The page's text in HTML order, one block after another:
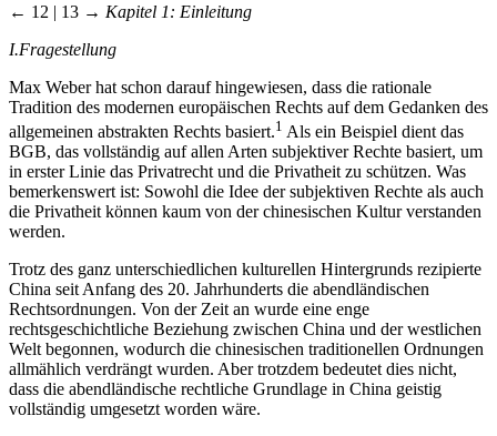
← 12 | 13 → Kapitel 1: Einleitung
I.Fragestellung
Max Weber hat schon darauf hingewiesen, dass die rationale
Tradition des modernen europäischen Rechts auf dem Gedanken des
allgemeinen abstrakten Rechts basiert.1 Als ein Beispiel dient das
BGB, das vollständig auf allen Arten subjektiver Rechte basiert, um
in erster Linie das Privatrecht und die Privatheit zu schützen. Was
bemerkenswert ist: Sowohl die Idee der subjektiven Rechte als auch
die Privatheit können kaum von der chinesischen Kultur verstanden
werden.
Trotz des ganz unterschiedlichen kulturellen Hintergrunds rezipierte
China seit Anfang des 20. Jahrhunderts die abendländischen
Rechtsordnungen. Von der Zeit an wurde eine enge
rechtsgeschichtliche Beziehung zwischen China und der westlichen
Welt begonnen, wodurch die chinesischen traditionellen Ordnungen
allmählich verdrängt wurden. Aber trotzdem bedeutet dies nicht,
dass die abendländische rechtliche Grundlage in China geistig
vollständig umgesetzt worden wäre.